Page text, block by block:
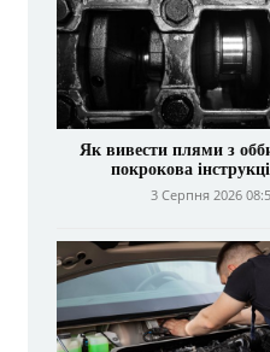
Як вивести плями з
покрокова
3 Серпня 2026